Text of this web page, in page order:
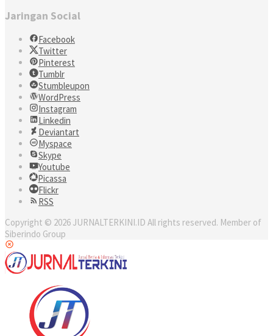
Jaringan Social
Facebook
Twitter
Pinterest
Tumblr
Stumbleupon
WordPress
Instagram
Linkedin
Deviantart
Myspace
Skype
Youtube
Picassa
Flickr
RSS
Copyright © 2026 JURNALTERKINI.ID All rights reserved. Member of
Siberindo Group